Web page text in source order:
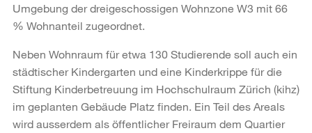
Umgebung der dreigeschossigen Wohnzone W3 mit 66
% Wohnanteil zugeordnet.
Neben Wohnraum für etwa 130 Studierende soll auch ein
städtischer Kindergarten und eine Kinderkrippe für die
Stiftung Kinderbetreuung im Hochschulraum Zürich (kihz)
im geplanten Gebäude Platz finden. Ein Teil des Areals
wird ausserdem als öffentlicher Freiraum dem Quartier